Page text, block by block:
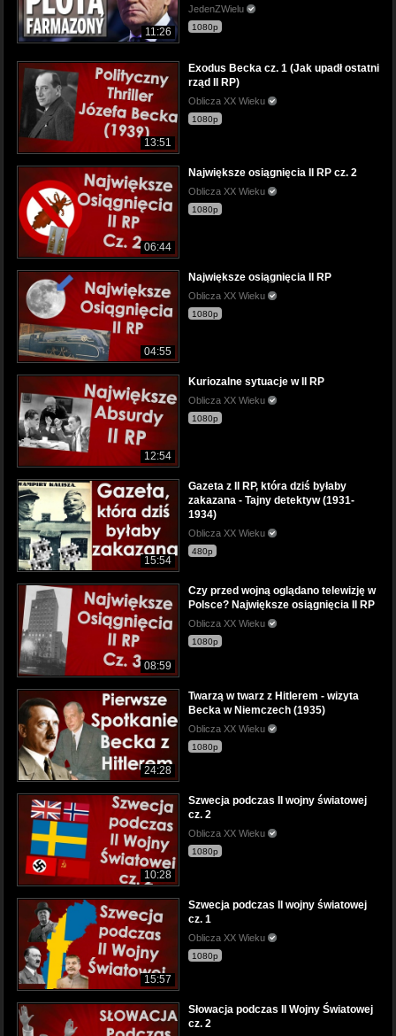
11:26
JedenZWielu
1080p
13:51
Exodus Becka cz. 1 (Jak upadł ostatni
rząd II RP)
Oblicza XX Wieku
1080p
06:44
Największe osiągnięcia II RP cz. 2
Oblicza XX Wieku
1080p
04:55
Największe osiągnięcia II RP
Oblicza XX Wieku
1080p
12:54
Kuriozalne sytuacje w II RP
Oblicza XX Wieku
1080p
15:54
Gazeta z II RP, która dziś byłaby
zakazana - Tajny detektyw (1931-
1934)
Oblicza XX Wieku
480p
08:59
Czy przed wojną oglądano telewizję w
Polsce? Największe osiągnięcia II RP
Oblicza XX Wieku
1080p
24:28
Twarzą w twarz z Hitlerem - wizyta
Becka w Niemczech (1935)
Oblicza XX Wieku
1080p
10:28
Szwecja podczas II wojny światowej
cz. 2
Oblicza XX Wieku
1080p
15:57
Szwecja podczas II wojny światowej
cz. 1
Oblicza XX Wieku
1080p
Słowacja podczas II Wojny Światowej
cz. 2